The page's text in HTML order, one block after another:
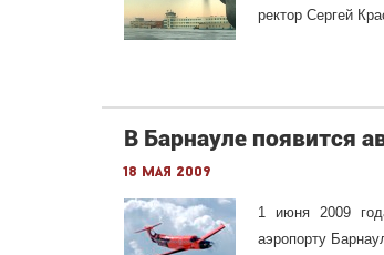
ректор Сергей
В Барнауле появится
18 мая 2009
1 июня 2009
аэропорту